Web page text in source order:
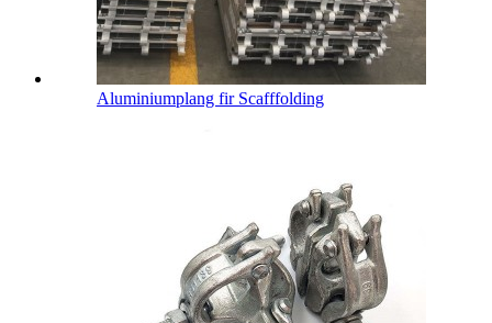
Aluminiumplang fir Scafffolding